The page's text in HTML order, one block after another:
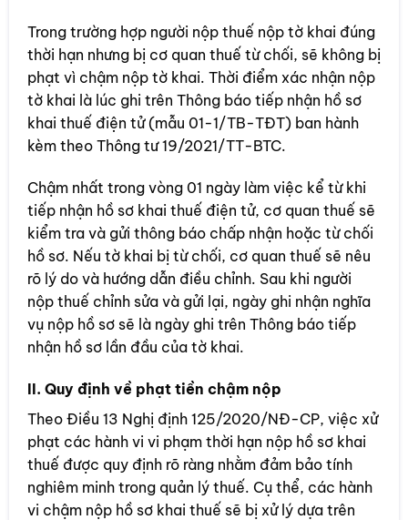
Trong trường hợp người nộp thuế nộp tờ khai đúng
thời hạn nhưng bị cơ quan thuế từ chối, sẽ không bị
phạt vì chậm nộp tờ khai. Thời điểm xác nhận nộp
tờ khai là lúc ghi trên Thông báo tiếp nhận hồ sơ
khai thuế điện tử (mẫu 01-1/TB-TĐT) ban hành
kèm theo Thông tư 19/2021/TT-BTC.
Chậm nhất trong vòng 01 ngày làm việc kể từ khi
tiếp nhận hồ sơ khai thuế điện tử, cơ quan thuế sẽ
kiểm tra và gửi thông báo chấp nhận hoặc từ chối
hồ sơ. Nếu tờ khai bị từ chối, cơ quan thuế sẽ nêu
rõ lý do và hướng dẫn điều chỉnh. Sau khi người
nộp thuế chỉnh sửa và gửi lại, ngày ghi nhận nghĩa
vụ nộp hồ sơ sẽ là ngày ghi trên Thông báo tiếp
nhận hồ sơ lần đầu của tờ khai.
II. Quy định về phạt tiền chậm nộp
Theo Điều 13 Nghị định 125/2020/NĐ-CP, việc xử
phạt các hành vi vi phạm thời hạn nộp hồ sơ khai
thuế được quy định rõ ràng nhằm đảm bảo tính
nghiêm minh trong quản lý thuế. Cụ thể, các hành
vi chậm nộp hồ sơ khai thuế sẽ bị xử lý dựa trên